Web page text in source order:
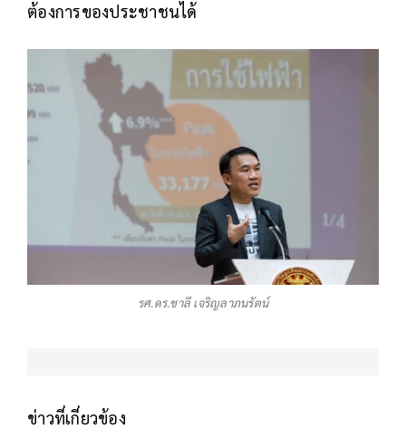
ต้องการของประชาชนได้
รศ.ดร.ชาลี เจริญลาภนรัตน์
ข่าวที่เกี่ยวข้อง